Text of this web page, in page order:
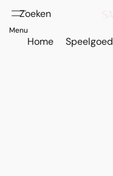
Home Speelgoed